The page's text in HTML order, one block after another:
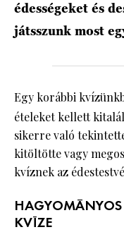
édességeket és
játsszunk most
Egy korábbi
ételeket kellett
sikerre való
kitöltötte vagy
kvíznek az
HAGYOMÁNYOS
KVÍZE